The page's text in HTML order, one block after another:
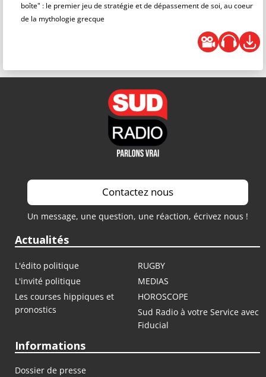
boîte" : le premier jeu de stratégie et de dépassement de soi, au coeur
de la mythologie grecque
Contactez nous
Un message, une question, une réaction, écrivez nous !
Actualités
L'édito politique
RUGBY
L'invité politique
MEDIAS
Les courses hippiques et
pronostics
HOROSCOPE
Sud Radio à votre Service avec
Fiducial
Informations
Dossier de presse